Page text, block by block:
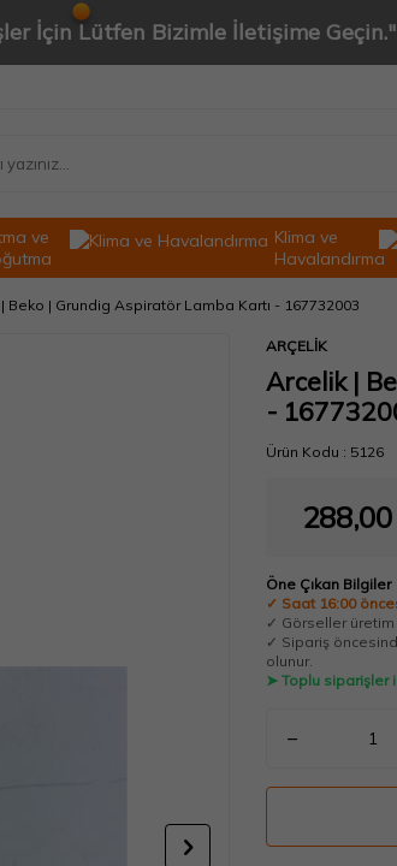
İçin Lütfen Bizimle İletişime Geçin."
ve
Klima ve
Havalandırma
Beko | Grundig Aspiratör Lamba Kartı - 167732003
ARÇELİK
Arcelik |
-
Ürün Kodu : 5126
288,00
Öne Çıkan Bilgiler
✓ Saat 16:00
✓ Görseller üretim
✓ Sipariş
olunur.
➤ Toplu siparişler